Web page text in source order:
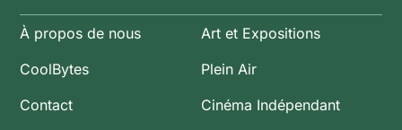
À propos de nous
CoolBytes
Contact
Art et Expositions
Plein Air
Cinéma Indépendant